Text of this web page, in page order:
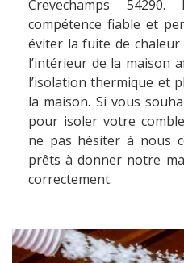
Crevechamps
compétence fiable et
éviter la fuite de
l’intérieur de la maison
l’isolation thermique et
la maison. Si vous
pour isoler votre
ne pas hésiter à nous
prêts à donner notre
correctement.